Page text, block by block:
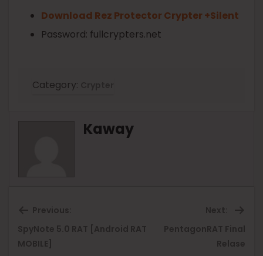
Download Rez Protector Crypter +Silent
Password: fullcrypters.net
Category:
Kaway
Previous:
Previous
SpyNote 5.0 RAT [Android RAT
MOBILE]
Next:
PentagonRAT Final
Relase